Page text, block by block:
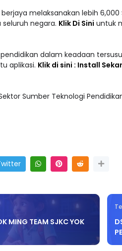
melaksanakan lebih
seluruh negara. Klik Di Sini untuk
dalam keadaan
aplikasi. Klik di sini : Install
Sumber Teknologi
MING TEAM SJKC YOK